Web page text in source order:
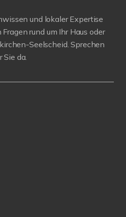
und lokaler Expertise
rund um Ihr Haus oder
Seelscheid. Sprechen
da.